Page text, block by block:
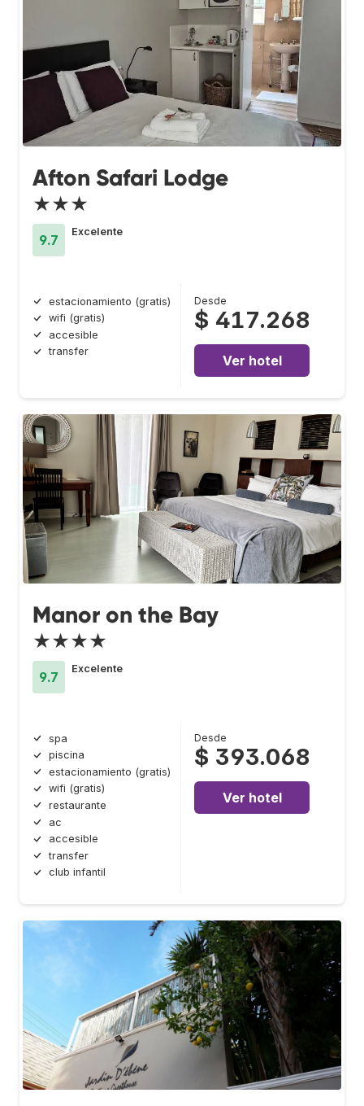
Afton Safari Lodge
★★★
9.7
Excelente
estacionamiento (gratis)
wifi (gratis)
accesible
transfer
Desde
$ 417.268
Ver hotel
Manor on the Bay
★★★★
9.7
Excelente
spa
piscina
estacionamiento (gratis)
wifi (gratis)
restaurante
ac
accesible
transfer
club infantil
Desde
$ 393.068
Ver hotel